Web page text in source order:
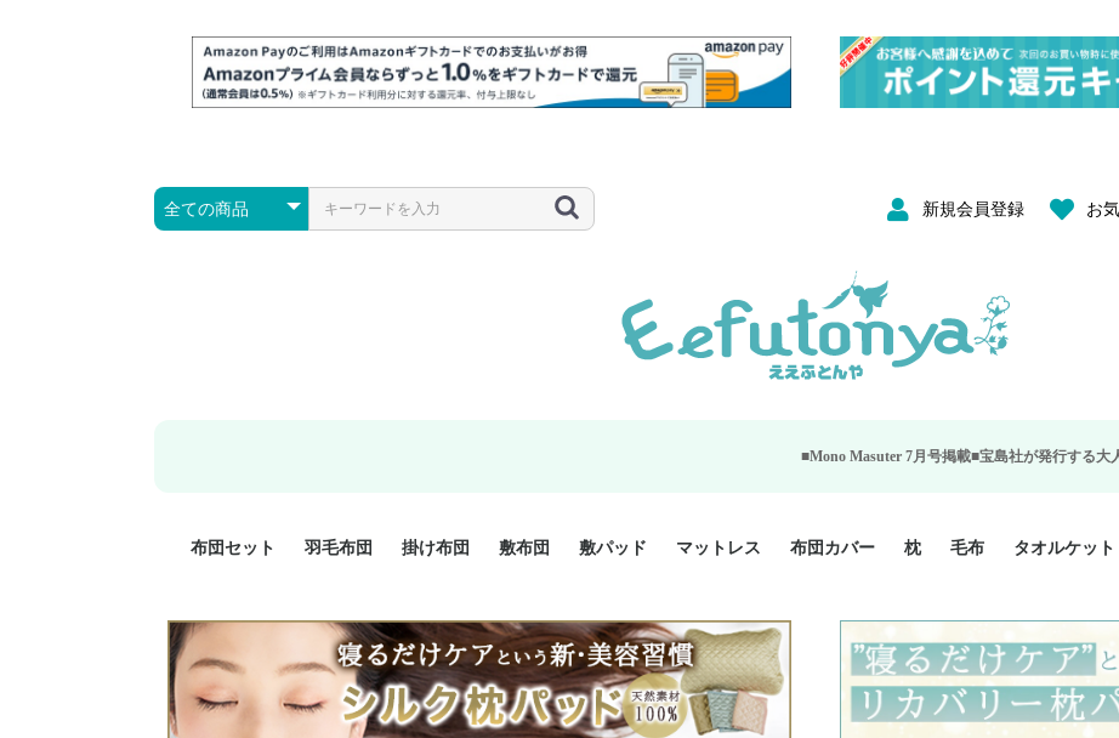
新規会員登録 お
■Mono Masuter 7月号掲載■宝島社が発行する大人のモノ雑誌「
布団セット
羽毛布団セット 2点セット
3点セット
4点セット
5点セット
6点セット
エクセルゴールド
ロイヤルゴールド
マザーダックダウン
小さい布団セット
大きい布団セット
掛け布団セット 2点セット
3点セット
4点セット
6点セット
敷布団セット 2点セット
3点セット
羽毛布団
プレミアムゴールド
ロイヤルゴールド
エクセルゴールド
ニューゴールド
マザーダックダウン
マザーグースダウン
スーパーロングサイズ
洗える羽毛布団
肌掛け布団
掛け布団
防ダニ掛け布団
洗える掛け布団
小さい掛け布団
大きい掛け布団
肌掛け布団
敷布団
防ダニ敷布団
小さい敷布団 70cm幅 ミニシングル
75cm幅 ショートセミシ
ングル
80cm幅 セミシングル
大きい敷布団
機能性敷布団
敷パッド
シングルサイズ敷パッド
小さい敷パッド
大きい敷パッド
シルク敷パッド
枕パッド
シルク枕パッド
除湿シート
接触冷感パッド
暖かパッド
ガーゼケット
オーガニックコットン
ベッドパッド
パッドセット
マットレス 布団カバー
掛け布団カバー ジュニア
シングル
シングル
カバー
セミダブ
ー
ダブル 掛
ダブルロ
バー
クィーン
暖か 掛け
敷布団カバー ジュニア
セミシン
ー
シングル
シングル
バー
ダブル 敷
枕カバー 35x50cm
43x63cm
50x70cm
シルク 枕
BOXシーツ シングル
シングル
ツ
セミダブ
ダブル
スーパー
ツ
防ダニカバー
クッションカバー
オーガニックコットン
カバーセット カバー2
カバー3
枕
小さめ 35×50cm
やや小さめ 35×55cm
普通 43×63cm
大きめ 50×70cm
パイプ枕
高反発枕
低反発枕
機能性枕・その他枕
毛布 タオルケット
ハーフサイズ
シングルサ
セミダブル
ダブルサイズ
接触冷感
天然素材 綿